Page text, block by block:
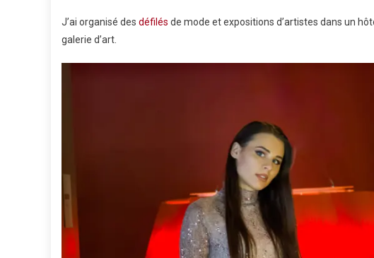
«ART
De
Concert
J’ai organisé des défilés de mode et expositions d’artistes dans un
galerie d’art.